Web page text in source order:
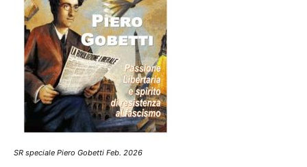
SR speciale Piero Gobetti Feb. 2026